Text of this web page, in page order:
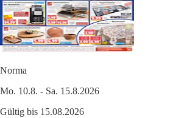
Norma
Mo. 10.8. - Sa. 15.8.2026
Gültig bis 15.08.2026